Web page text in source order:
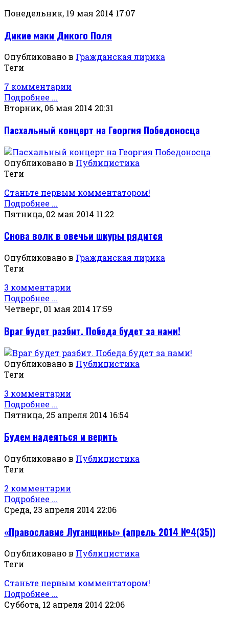
Понедельник, 19 мая 2014 17:07
Дикие маки Дикого Поля
Опубликовано в Гражданская лирика
Теги
7 комментарии
Подробнее ...
Вторник, 06 мая 2014 20:31
Пасхальный концерт на Георгия Победоносца
Опубликовано в Публицистика
Теги
Станьте первым комментатором!
Подробнее ...
Пятница, 02 мая 2014 11:22
Снова волк в овечьи шкуры рядится
Опубликовано в Гражданская лирика
Теги
3 комментарии
Подробнее ...
Четверг, 01 мая 2014 17:59
Враг будет разбит. Победа будет за нами!
Опубликовано в Публицистика
Теги
3 комментарии
Подробнее ...
Пятница, 25 апреля 2014 16:54
Будем надеяться и верить
Опубликовано в Публицистика
Теги
2 комментарии
Подробнее ...
Среда, 23 апреля 2014 22:06
«Православие Луганщины» (апрель 2014 №4(35))
Опубликовано в Публицистика
Теги
Станьте первым комментатором!
Подробнее ...
Суббота, 12 апреля 2014 22:06